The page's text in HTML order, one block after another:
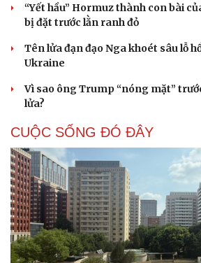
“Yết hầu” Hormuz thành con bài
bị đặt trước lằn ranh đỏ
Tên lửa đạn đạo Nga khoét sâu lỗ
Ukraine
Vì sao ông Trump “nóng mặt”
lửa?
CUỘC SỐNG ĐÓ ĐÂY